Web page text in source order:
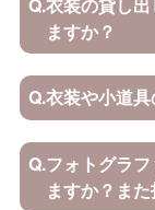
ますか？
Q.衣装や小道
Q.フォトグラ
ますか？ま